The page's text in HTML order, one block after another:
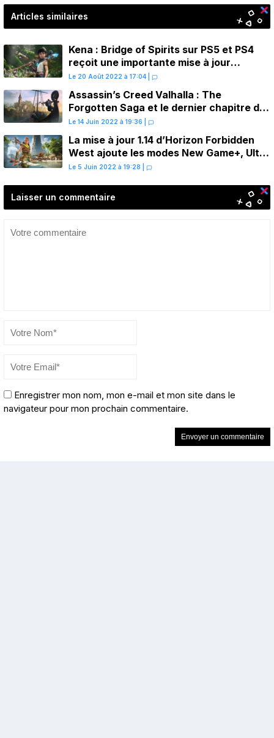
Articles similaires
Kena : Bridge of Spirits sur PS5 et PS4
reçoit une importante mise à jour
anniversaire
Le 20 Août 2022 à 17:04
Assassin’s Creed Valhalla : The
Forgotten Saga et le dernier chapitre de
l’histoire annoncés
Le 14 Juin 2022 à 19:36
La mise à jour 1.14 d’Horizon Forbidden
West ajoute les modes New Game+, Ultra
et d’autres nouveautés
Le 5 Juin 2022 à 19:28
Laisser un commentaire
Enregistrer mon nom, mon e-mail et mon site dans le
navigateur pour mon prochain commentaire.